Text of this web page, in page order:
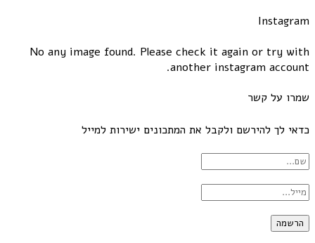
Instagram
No any image found. Please check it again or try with
another instagram account.
שמרו על קשר
כדאי לך להירשם ולקבל את המתכונים ישירות למייל